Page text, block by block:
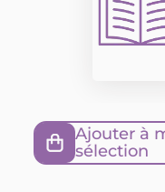
Ajouter à
sélection